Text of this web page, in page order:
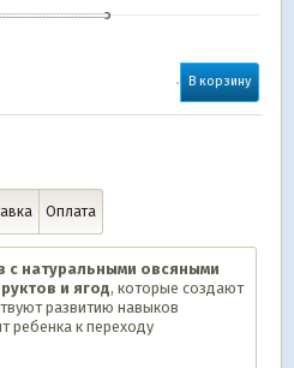
В корзину
Оплата
с натуральными овсяными
и ягод, которые создают
развитию навыков
ребенка к переходу